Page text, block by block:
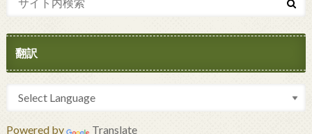
翻訳
Powered by Translate